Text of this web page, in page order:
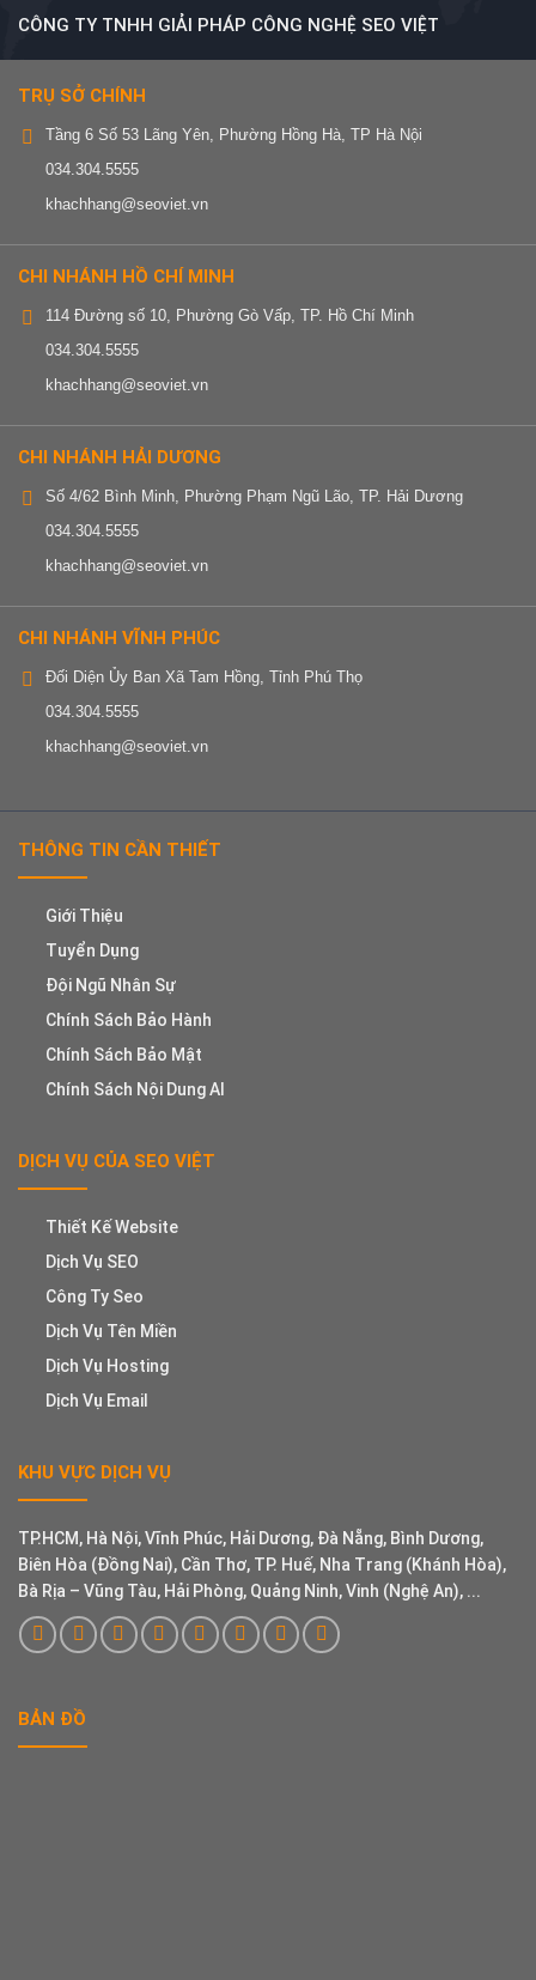
CÔNG TY TNHH GIẢI PHÁP CÔNG NGHỆ SEO VIỆT
TRỤ SỞ CHÍNH
Tầng 6 Số 53 Lãng Yên, Phường Hồng Hà, TP Hà Nội
034.304.5555
khachhang@seoviet.vn
CHI NHÁNH HỒ CHÍ MINH
114 Đường số 10, Phường Gò Vấp, TP. Hồ Chí Minh
034.304.5555
khachhang@seoviet.vn
CHI NHÁNH HẢI DƯƠNG
Số 4/62 Bình Minh, Phường Phạm Ngũ Lão, TP. Hải Dương
034.304.5555
khachhang@seoviet.vn
CHI NHÁNH VĨNH PHÚC
Đối Diện Ủy Ban Xã Tam Hồng, Tỉnh Phú Thọ
034.304.5555
khachhang@seoviet.vn
THÔNG TIN CẦN THIẾT
Giới Thiệu
Tuyển Dụng
Đội Ngũ Nhân Sự
Chính Sách Bảo Hành
Chính Sách Bảo Mật
Chính Sách Nội Dung AI
DỊCH VỤ CỦA SEO VIỆT
Thiết Kế Website
Dịch Vụ SEO
Công Ty Seo
Dịch Vụ Tên Miền
Dịch Vụ Hosting
Dịch Vụ Email
KHU VỰC DỊCH VỤ
TP.HCM, Hà Nội, Vĩnh Phúc, Hải Dương, Đà Nẵng, Bình Dương,
Biên Hòa (Đồng Nai), Cần Thơ, TP. Huế, Nha Trang (Khánh Hòa),
Bà Rịa – Vũng Tàu, Hải Phòng, Quảng Ninh, Vinh (Nghệ An), ...
BẢN ĐỒ